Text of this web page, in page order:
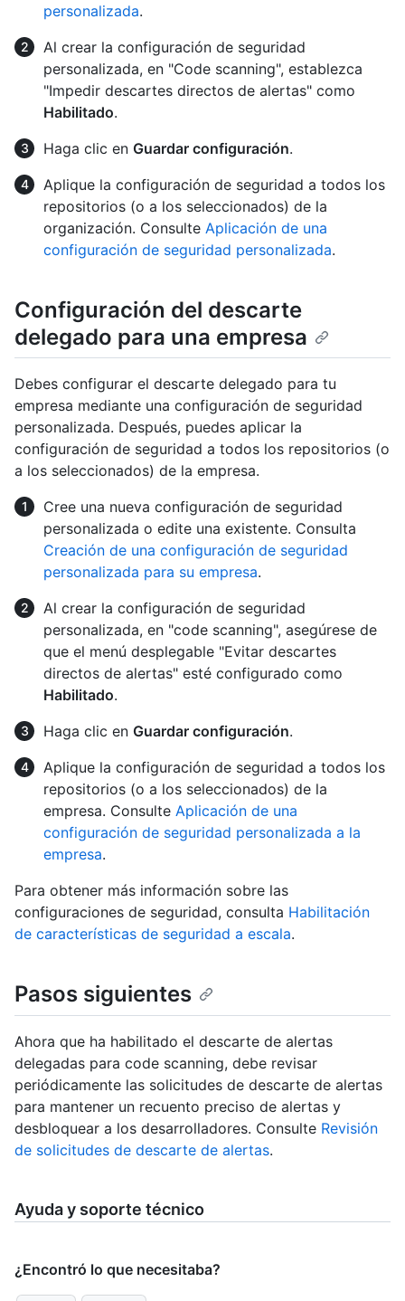
personalizada.
Al crear la configuración de seguridad
personalizada, en "Code scanning", establezca
"Impedir descartes directos de alertas" como
Habilitado.
Haga clic en Guardar configuración.
Aplique la configuración de seguridad a todos los
repositorios (o a los seleccionados) de la
organización. Consulte Aplicación de una
configuración de seguridad personalizada.
Configuración del descarte
delegado para una empresa
Debes configurar el descarte delegado para tu
empresa mediante una configuración de seguridad
personalizada. Después, puedes aplicar la
configuración de seguridad a todos los repositorios (o
a los seleccionados) de la empresa.
Cree una nueva configuración de seguridad
personalizada o edite una existente. Consulta
Creación de una configuración de seguridad
personalizada para su empresa.
Al crear la configuración de seguridad
personalizada, en "code scanning", asegúrese de
que el menú desplegable "Evitar descartes
directos de alertas" esté configurado como
Habilitado.
Haga clic en Guardar configuración.
Aplique la configuración de seguridad a todos los
repositorios (o a los seleccionados) de la
empresa. Consulte Aplicación de una
configuración de seguridad personalizada a la
empresa.
Para obtener más información sobre las
configuraciones de seguridad, consulta Habilitación
de características de seguridad a escala.
Pasos siguientes
Ahora que ha habilitado el descarte de alertas
delegadas para code scanning, debe revisar
periódicamente las solicitudes de descarte de alertas
para mantener un recuento preciso de alertas y
desbloquear a los desarrolladores. Consulte Revisión
de solicitudes de descarte de alertas.
Ayuda y soporte técnico
¿Encontró lo que necesitaba?